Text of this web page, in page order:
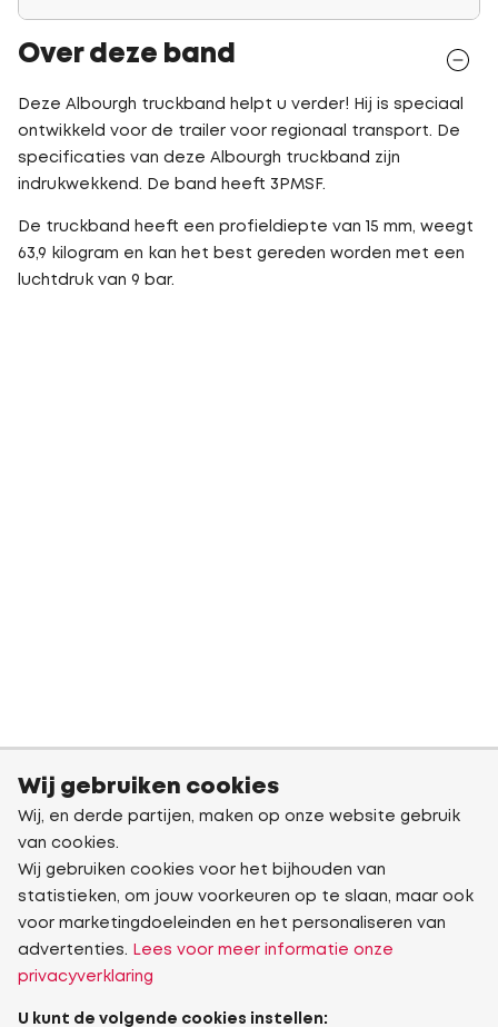
Over deze band
Deze Albourgh truckband helpt u verder! Hij is speciaal
ontwikkeld voor de trailer voor regionaal transport. De
specificaties van deze Albourgh truckband zijn
indrukwekkend. De band heeft 3PMSF.
De truckband heeft een profieldiepte van 15 mm, weegt
63,9 kilogram en kan het best gereden worden met een
luchtdruk van 9 bar.
Wij gebruiken cookies
Wij, en derde partijen, maken op onze website gebruik
van cookies.
Wij gebruiken cookies voor het bijhouden van
statistieken, om jouw voorkeuren op te slaan, maar ook
voor marketingdoeleinden en het personaliseren van
advertenties.
Lees voor meer informatie onze
privacyverklaring
U kunt de volgende cookies instellen: